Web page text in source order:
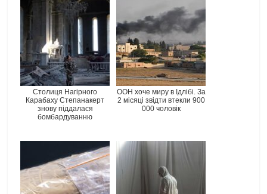
Столиця Нагірного
Карабаху Степанакерт
знову піддалася
бомбардуванню
ООН хоче миру в Ідлібі. За
2 місяці звідти втекли 900
000 чоловік